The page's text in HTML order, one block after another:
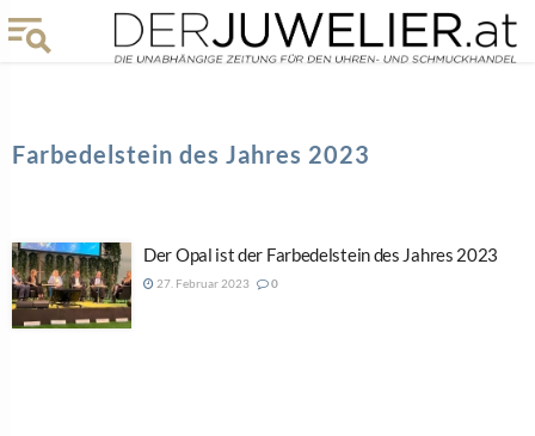
Farbedelstein des Jahres 2023
Der Opal ist der Farbedelstein des Jahres 2023
27. Februar 2023 0